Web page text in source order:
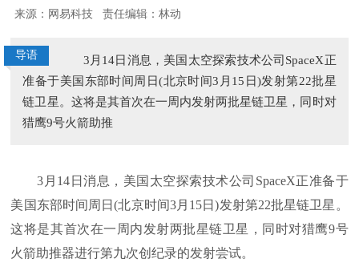
来源：网易科技 责任编辑：林动
导语
3月14日消息，美国太空探索技术公司SpaceX正
准备于美国东部时间周日(北京时间3月15日)发射第22批星
链卫星。这将是其首次在一周内发射两批星链卫星，同时对
猎鹰9号火箭助推
3月14日消息，美国太空探索技术公司SpaceX正准备于
美国东部时间周日(北京时间3月15日)发射第22批星链卫星。
这将是其首次在一周内发射两批星链卫星，同时对猎鹰9号
火箭助推器进行第九次创纪录的发射尝试。